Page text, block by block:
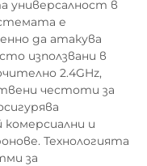
универсалност в
е
да атакува
използвани в
2.4GHz,
честоти за
и
Технологията
за